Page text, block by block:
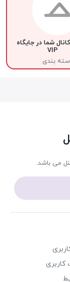
شما در جایگاه
VIP
بندی
می باشد.